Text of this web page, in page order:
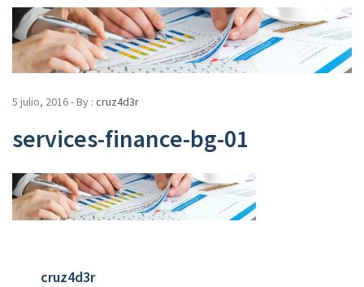
5 julio, 2016 - By : cruz4d3r
services-finance-bg-01
cruz4d3r